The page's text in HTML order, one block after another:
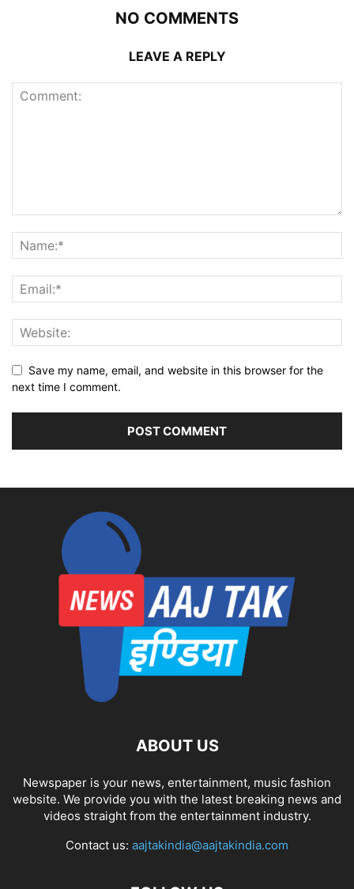
NO COMMENTS
LEAVE A REPLY
Save my name, email, and website in this browser for the
next time I comment.
ABOUT US
Newspaper is your news, entertainment, music fashion
website. We provide you with the latest breaking news and
videos straight from the entertainment industry.
Contact us: aajtakindia@aajtakindia.com